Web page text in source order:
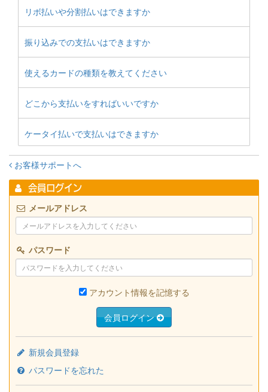
リボ払いや分割払いはできますか
振り込みでの支払いはできますか
使えるカードの種類を教えてください
どこから支払いをすればいいですか
ケータイ払いで支払いはできますか
お客様サポートへ
会員ログイン
メールアドレス
パスワード
アカウント情報を記憶する
会員ログイン
新規会員登録
パスワードを忘れた